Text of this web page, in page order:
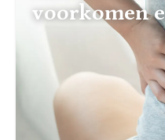
voorkomen